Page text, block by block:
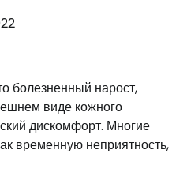
болезненный нарост,
виде кожного
дискомфорт. Многие
временную неприятность,